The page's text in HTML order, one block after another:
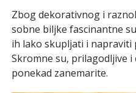
Zbog dekorativnog i
sobne biljke fascinantne
ih lako skupljati i napraviti
Skromne su, prilagodljive
ponekad zanemarite.